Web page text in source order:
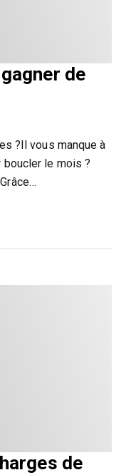
de
?Il vous manque à
le mois ?
de